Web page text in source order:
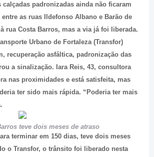
calçadas padronizadas ainda não ficaram
as ruas Ildefonso Albano e Barão de
rua Costa Barros, mas a via já foi liberada.
Urbano de Fortaleza (Transfor)
recuperação asfáltica, padronização das
a sinalização. Iara Reis, 43, consultora
nas proximidades e está satisfeita, mas
ter sido mais rápida. “Poderia ter mais
teve dois meses de atraso
terminar em 150 dias, teve dois meses
o Transfor, o trânsito foi liberado nesta